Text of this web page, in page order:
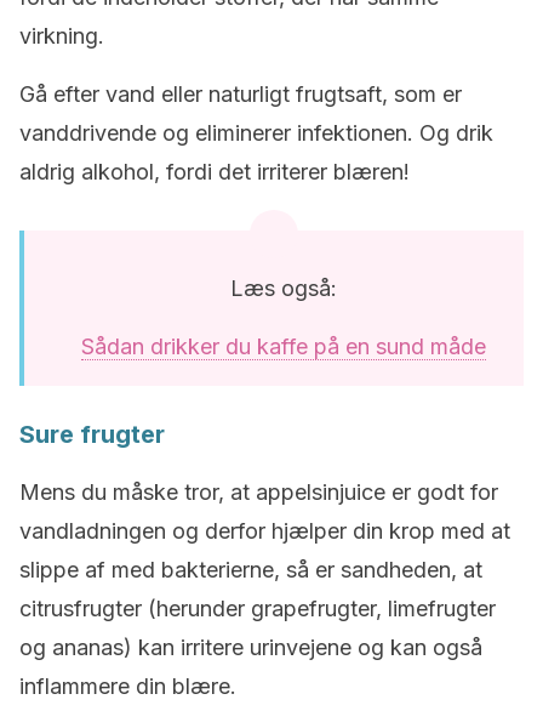
virkning.
Gå efter vand eller naturligt frugtsaft, som er
vanddrivende og eliminerer infektionen. Og drik
aldrig alkohol, fordi det irriterer blæren!
Læs også:
Sådan drikker du kaffe på en sund måde
Sure frugter
Mens du måske tror, at appelsinjuice er godt for
vandladningen og derfor hjælper din krop med at
slippe af med bakterierne, så er sandheden, at
citrusfrugter (herunder grapefrugter, limefrugter
og ananas) kan irritere urinvejene og kan også
inflammere din blære.